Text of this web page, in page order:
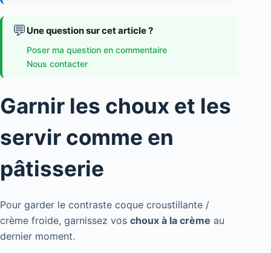
💬 Une question sur cet article ?
Poser ma question en commentaire
Nous contacter
Garnir les choux et les
servir comme en
pâtisserie
Pour garder le contraste coque croustillante /
crème froide, garnissez vos choux à la crème au
dernier moment.